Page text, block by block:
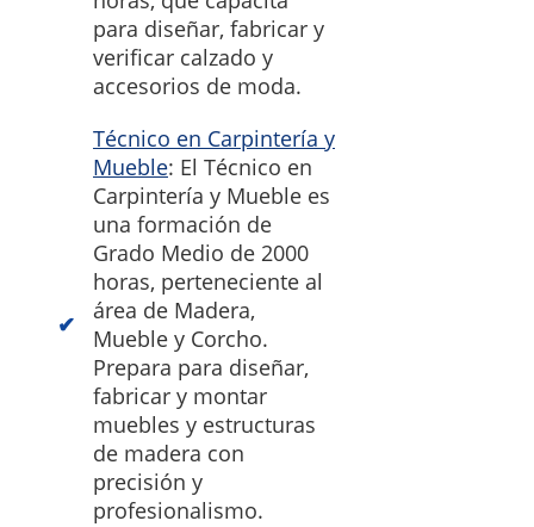
para diseñar, fabricar y
verificar calzado y
accesorios de moda.
Técnico en Carpintería y
Mueble: El Técnico en
Carpintería y Mueble es
una formación de
Grado Medio de 2000
horas, perteneciente al
área de Madera,
Mueble y Corcho.
Prepara para diseñar,
fabricar y montar
muebles y estructuras
de madera con
precisión y
profesionalismo.